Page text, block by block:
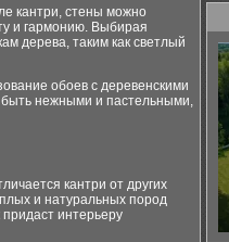
кантри, стены можно
и гармонию. Выбирая
дерева, таким как светлый
обоев с деревенскими
быть нежными и пастельными,
кантри от других
и натуральных пород
интерьеру